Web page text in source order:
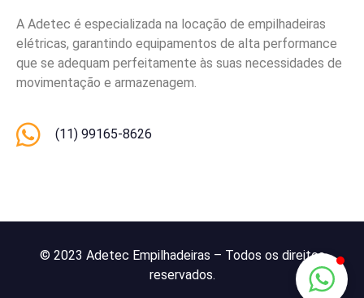
A Adetec é especializada na locação de empilhadeiras
elétricas, garantindo equipamentos de alta performance
que se adequam perfeitamente às suas necessidades de
movimentação e armazenagem.
(11) 99165-8626
© 2023 Adetec Empilhadeiras – Todos os direitos
reservados.